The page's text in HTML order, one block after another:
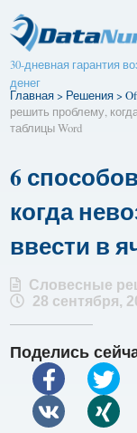
30-дневная гарантия
денег
Главная> Решения>
решить проблему,
таблицы Word
6
когда
ввести в
Словесные
28 сентября,
Поделись